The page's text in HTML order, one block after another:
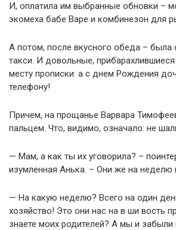
И, оплатила им выбранные обновки –
экомеха бабе Варе и комбинезон для
А потом, после вкусного обеда – была
такси. И довольные,
месту прописки: а с днем Рождения
телефону!
Причем, на прощанье Варвара
пальцем. Что, видимо, означало: не
— Мам, а как ты их уговорила? –
изумленная Анька. – Они же на неделю
— На какую неделю? Всего на один
хозяйство! Это они нас на в ши вость
знаете моих родителей? А мы и забыли